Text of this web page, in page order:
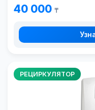
40 000 ₸
РЕЦИРКУЛЯТОР